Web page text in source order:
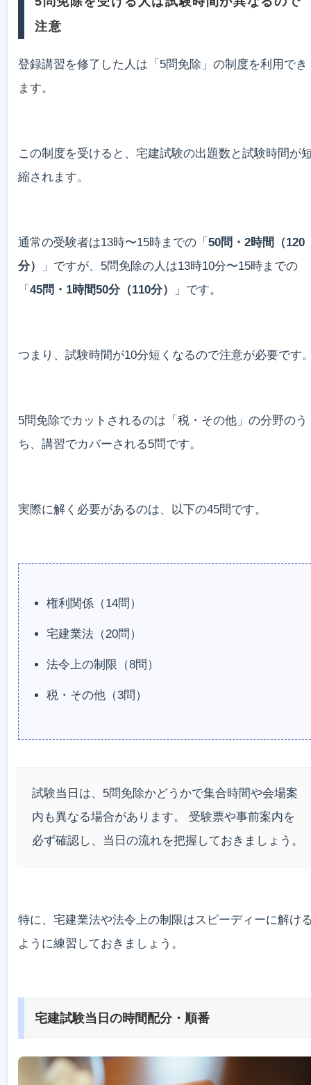
注意
登録講習を修了した人は「5問免除」の制度を利用でき
ます。
この制度を受けると、宅建試験の出題数と試験時間が
縮されます。
通常の受験者は13時〜15時までの「 50問・2時間（120
分）
」ですが、5問免除の人は13時10分〜15時までの
「 45問・1時間50分（110分） 」です。
つまり、試験時間が10分短くなるので注意が必要です
5問免除でカットされるのは「税・その他」の分野のう
ち、講習でカバーされる5問です。
実際に解く必要があるのは、以下の45問です。
権利関係（14問）
宅建業法（20問）
法令上の制限（8問）
税・その他（3問）
試験当日は、5問免除かどうかで集合時間や会場案
内も異なる場合があります。 受験票や事前案内を
必ず確認し、当日の流れを把握しておきましょう。
特に、宅建業法や法令上の制限はスピーディーに解け
ように練習しておきましょう。
宅建試験当日の時間配分・順番